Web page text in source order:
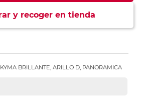
y recoger en tienda
BRILLANTE, ARILLO D, PANORAMICA